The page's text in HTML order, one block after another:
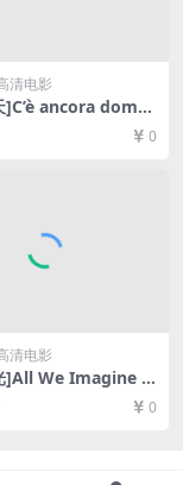
清电影
]C’è ancora doma
百度网盘+夸克网盘
未删减资源][网盘 0
清电影
]All We Imagine a
百度网盘+夸
超清未删减资源]0